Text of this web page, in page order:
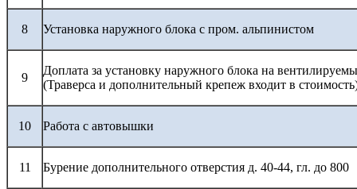
8 Установка наружного блока с пром. альпинистом
9
Доплата за установку наружного блока на
(Траверса и дополнительный крепеж входит в
10 Работа с автовышки
11 Бурение дополнительного отверстия д. 40-44, гл. до 800